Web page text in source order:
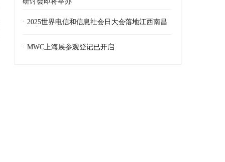
· 2025世界电信和信息社会日大会落地江西南昌
· MWC上海展参观登记已开启